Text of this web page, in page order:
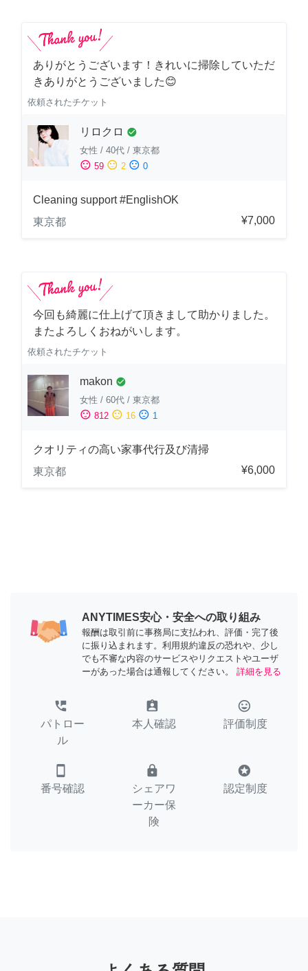
ありがとうございます！きれいに掃除していただ
きありがとうございました😊
依頼されたチケット
リロクロ check_circle
女性 / 40代 / 東京都
sentiment_satisfied 59 sentiment_neutral 2 sentiment_dissatisfied 0
Cleaning support #EnglishOK
東京都
¥7,000
今回も綺麗に仕上げて頂きまして助かりました。
またよろしくおねがいします。
依頼されたチケット
makon check_circle
女性 / 60代 / 東京都
sentiment_satisfied 812 sentiment_neutral 16 sentiment_dissatisfied 1
クオリティの高い家事代行及び清掃
東京都
¥6,000
ANYTIMES安心・安全への取り組み
報酬は取引前に事務局に支払われ、評価・完了後
に振り込まれます。利用規約違反の恐れや、少し
でも不審な内容のサービスやリクエストやユーザ
ーがあった場合は通報してください。
詳細を見る
perm_phone_msg
パトロー
ル
assignment_ind
本人確認
tag_faces
評価制度
smartphone
番号確認
lock
シェアワ
ーカー保
険
stars
認定制度